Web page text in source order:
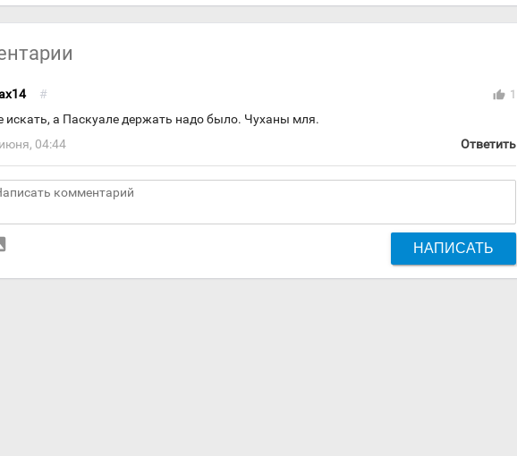
# thumb_up 1
искать, а Паскуале держать надо было. Чуханы мля.
04:44
Ответить
НАПИСАТЬ